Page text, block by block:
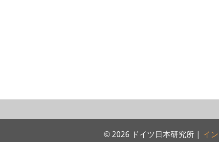
© 2026 ドイツ日本研究所 | イ